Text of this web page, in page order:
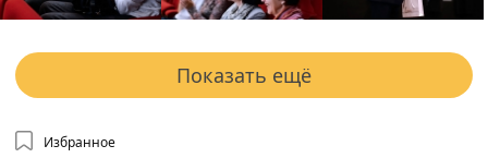
Показать ещё
Избранное